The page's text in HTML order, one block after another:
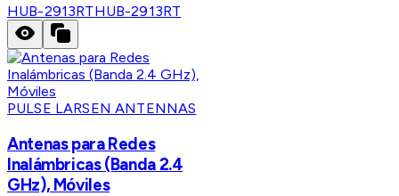
HUB-2913RTHUB-2913RT
PULSE LARSEN ANTENNAS
Antenas para Redes
Inalámbricas (Banda 2.4
GHz), Móviles